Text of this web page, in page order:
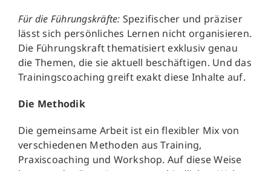
Für die Führungskräfte: Spezifischer und präziser
lässt sich persönliches Lernen nicht organisieren.
Die Führungskraft thematisiert exklusiv genau
die Themen, die sie aktuell beschäftigen. Und das
Trainingscoaching greift exakt diese Inhalte auf.
Die Methodik
Die gemeinsame Arbeit ist ein flexibler Mix von
verschiedenen Methoden aus Training,
Praxiscoaching und Workshop. Auf diese Weise